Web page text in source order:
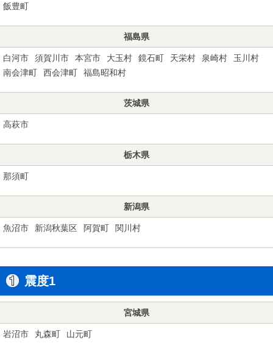
飯豊町
福島県
白河市 須賀川市 本宮市 大玉村 鏡石町 天栄村 泉崎村
玉川村
南会津町
西会津町 福島昭和村
茨城県
高萩市
栃木県
那須町
新潟県
魚沼市 新潟秋葉区 阿賀町 関川村
震度1
宮城県
岩沼市 丸森町 山元町